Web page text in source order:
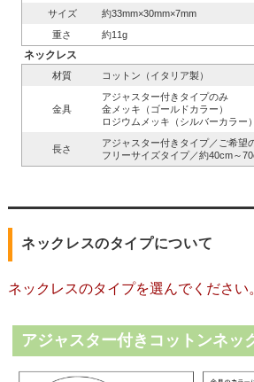
サイズ
約33mm×30mm×7mm
重さ
約11g
ネックレス
材質 コットン（イタリア製）
金具
アジャスター付きタイプのみ
金メッキ（ゴールドカラー）
ロジウムメッキ（シルバーカラー）
長さ
アジャスター付きタイプ／ご希望
フリーサイズタイプ／約40cm～
ネックレスのタイプについて
ネックレスのタイプを選んでください
アジャスター付きコットンネッ